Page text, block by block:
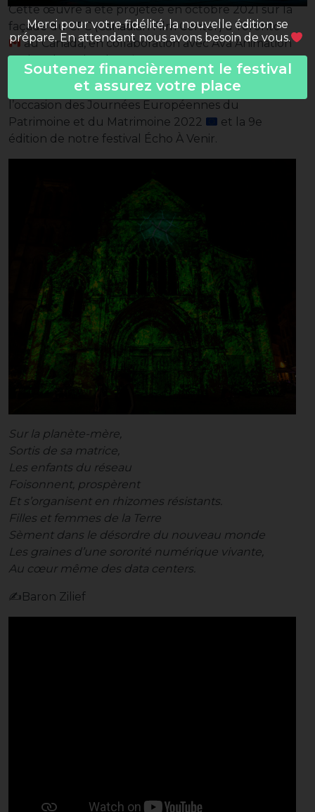
Cette œuvre a été projetée en octobre 2021 sur la
façade du CFC (Canadian Film Center) à Toronto
au Canada, en collaboration avec Ava Animation
et dans le cadre de#BigArtTO.
Cette pièce a été réadaptée à Bordeaux à
l’occasion des Journées Européennes du
Patrimoine et du Matrimoine 2022
et la 9e
édition de notre festival Écho À Venir.
Sur la planète-mère,
Sortis de sa matrice,
Les enfants du réseau
Foisonnent, prospèrent
Et s’organisent en rhizomes résistants.
Filles et femmes de la Terre
Sèment dans le désordre du nouveau monde
Les graines d’une sororité numérique vivante,
Au cœur même des data centers.
✍️Baron Zilief
Merci pour votre fidélité, la nouvelle édition se
prépare. En attendant nous avons besoin de vous.
Soutenez financièrement le festival
et assurez votre place